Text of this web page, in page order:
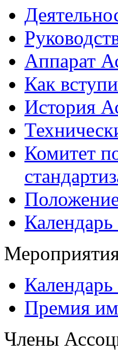
Аппарат
Как
История
Комитет
Премия
Члены